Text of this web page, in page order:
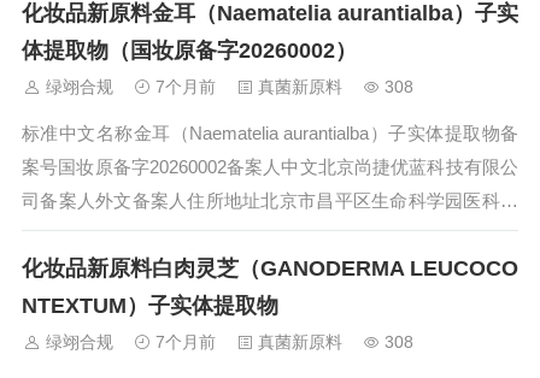
住所地址备案日期2026-05-11状态技术要求备案后监...
化妆品新原料金耳（Naematelia aurantialba）子实
体提取物（国妆原备字20260002）
绿翊合规 7个月前 真菌新原料 308
标准中文名称金耳（Naematelia aurantialba）子实体提取物备
案号国妆原备字20260002备案人中文北京尚捷优蓝科技有限公
司备案人外文备案人住所地址北京市昌平区生命科学园医科路
9号院4号楼三层303-429备案人所在国（地区）中国境内责任
人名称境内责任人住所地址备案日期2026-0...
化妆品新原料白肉灵芝（GANODERMA LEUCOCO
NTEXTUM）子实体提取物
绿翊合规 7个月前 真菌新原料 308